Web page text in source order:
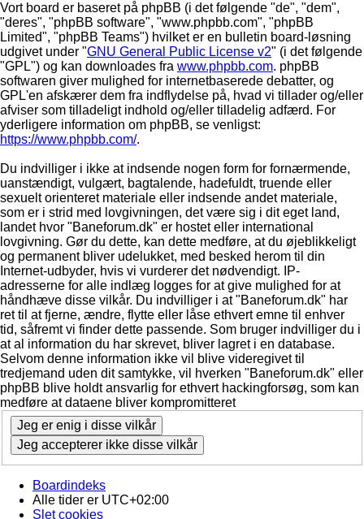
Vort board er baseret på phpBB (i det følgende "de", "dem",
"deres", "phpBB software", "www.phpbb.com", "phpBB
Limited", "phpBB Teams") hvilket er en bulletin board-løsning
udgivet under "GNU General Public License v2" (i det følgende
"GPL") og kan downloades fra www.phpbb.com. phpBB
softwaren giver mulighed for internetbaserede debatter, og
GPL'en afskærer dem fra indflydelse på, hvad vi tillader og/eller
afviser som tilladeligt indhold og/eller tilladelig adfærd. For
yderligere information om phpBB, se venligst:
https://www.phpbb.com/.
Du indvilliger i ikke at indsende nogen form for fornærmende,
uanstændigt, vulgært, bagtalende, hadefuldt, truende eller
sexuelt orienteret materiale eller indsende andet materiale,
som er i strid med lovgivningen, det være sig i dit eget land,
landet hvor "Baneforum.dk" er hostet eller international
lovgivning. Gør du dette, kan dette medføre, at du øjeblikkeligt
og permanent bliver udelukket, med besked herom til din
Internet-udbyder, hvis vi vurderer det nødvendigt. IP-
adresserne for alle indlæg logges for at give mulighed for at
håndhæve disse vilkår. Du indvilliger i at "Baneforum.dk" har
ret til at fjerne, ændre, flytte eller låse ethvert emne til enhver
tid, såfremt vi finder dette passende. Som bruger indvilliger du i
at al information du har skrevet, bliver lagret i en database.
Selvom denne information ikke vil blive videregivet til
tredjemand uden dit samtykke, vil hverken "Baneforum.dk" eller
phpBB blive holdt ansvarlig for ethvert hackingforsøg, som kan
medføre at dataene bliver kompromitteret
Boardindeks
Alle tider er UTC+02:00
Slet cookies